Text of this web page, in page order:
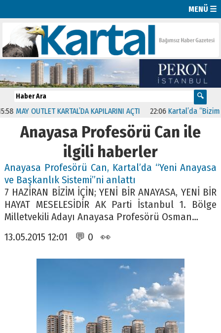
MENÜ ☰
MAY OUTLET KARTAL’DA KAPILARINI AÇTI 22:06 Kartal’da “Bizim
Anayasa Profesörü Can ile
ilgili haberler
Anayasa Profesörü Can, Kartal’da “Yeni Anayasa
ve Başkanlık Sistemi”ni anlattı
7 HAZİRAN BİZİM İÇİN; YENİ BİR ANAYASA, YENİ BİR
HAYAT MESELESİDİR AK Parti İstanbul 1. Bölge
Milletvekili Adayı Anayasa Profesörü Osman…
13.05.2015 12:01 💬 0 👀